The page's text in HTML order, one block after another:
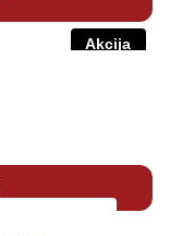
Akcija